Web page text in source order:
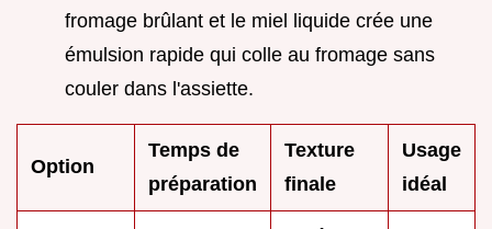
fromage brûlant et le miel liquide crée une
émulsion rapide qui colle au fromage sans
couler dans l'assiette.
Option
Temps de
préparation
Texture
finale
Usage
idéal